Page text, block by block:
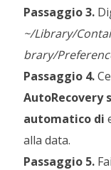
Passaggio 3.
~/Library/
brary/
Passaggio 4.
AutoRecovery
automatico di
alla data.
Passaggio 5.